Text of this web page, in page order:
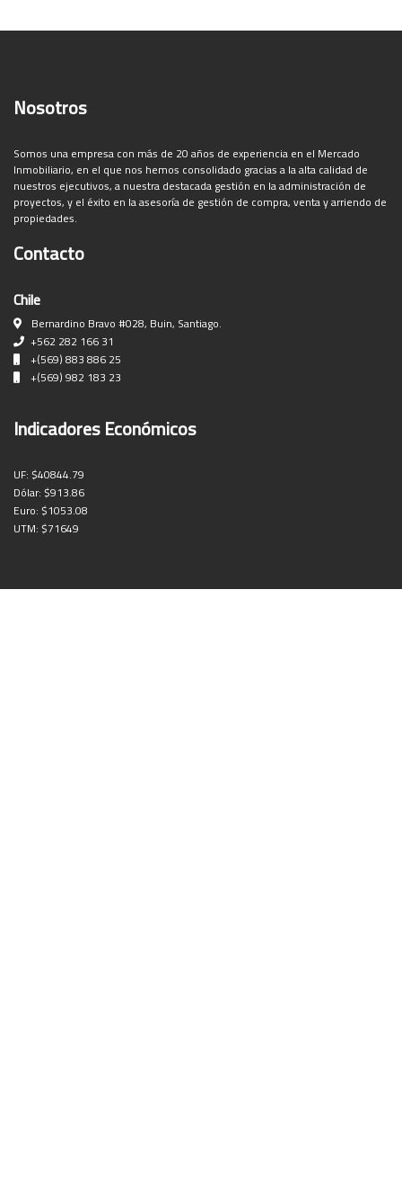
Nosotros
Somos una empresa con más de 20 años de experiencia en el Mercado
Inmobiliario, en el que nos hemos consolidado gracias a la alta calidad de
nuestros ejecutivos, a nuestra destacada gestión en la administración de
proyectos, y el éxito en la asesoría de gestión de compra, venta y arriendo de
propiedades.
Contacto
Chile
Bernardino Bravo #028, Buin, Santiago.
+562 282 166 31
+(569) 883 886 25
+(569) 982 183 23
Indicadores Económicos
UF:$40844.79
Dólar:$913.86
Euro:$1053.08
UTM:$71649